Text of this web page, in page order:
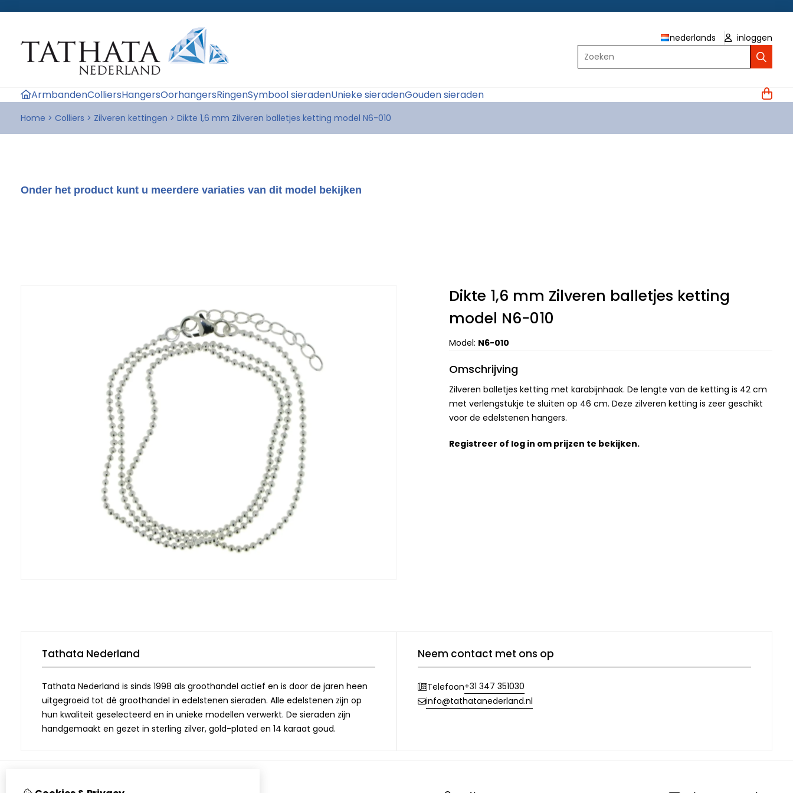
nederlands
inloggen
Zoeken
ArmbandenColliersHangersOorhangersRingenSymbool sieradenUnieke sieradenGouden sieraden
Home > Colliers > Zilveren kettingen > Dikte 1,6 mm Zilveren balletjes ketting model N6-010
Onder het product kunt u meerdere variaties van dit model bekijken
Dikte 1,6 mm Zilveren balletjes ketting
model N6-010
Model: N6-010
Omschrijving
Zilveren balletjes ketting met karabijnhaak. De lengte van de ketting is 42 cm
met verlengstukje te sluiten op 46 cm. Deze zilveren ketting is zeer geschikt
voor de edelstenen hangers.
Registreer of log in om prijzen te bekijken.
Tathata Nederland
Tathata Nederland is sinds 1998 als groothandel actief en is door de jaren heen
uitgegroeid tot dé groothandel in edelstenen sieraden. Alle edelstenen zijn op
hun kwaliteit geselecteerd en in unieke modellen verwerkt. De sieraden zijn
handgemaakt en gezet in sterling zilver, gold-plated en 14 karaat goud.
Neem contact met ons op
Telefoon+31 347 351030
info@tathatanederland.nl